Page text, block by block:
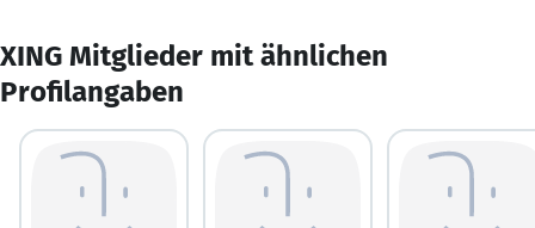
XING Mitglieder mit ähnlichen
Profilangaben